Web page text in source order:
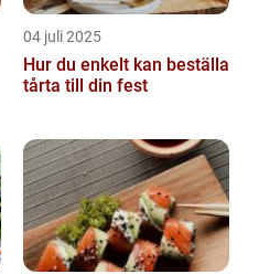
04 juli 2025
Hur du enkelt kan beställa
tårta till din fest